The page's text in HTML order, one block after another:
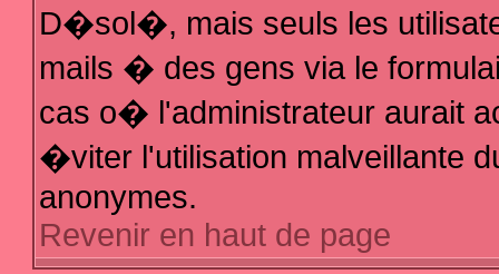
D�sol�, mais seuls les
mails � des gens via le
cas o� l'administrateur aurait
�viter l'utilisation malveillante
anonymes.
Revenir en haut de page